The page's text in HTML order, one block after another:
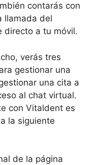
contarás con
llamada del
directo a tu móvil.
verás tres
gestionar una
una cita a
al chat virtual.
con Vitaldent es
la siguiente
de la página